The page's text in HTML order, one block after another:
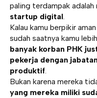
paling terdampak adalah
startup digital.
Kalau kamu berpikir
sudah saatnya kamu
banyak korban PHK
pekerja dengan
produktif.
Bukan karena mereka
yang mereka miliki